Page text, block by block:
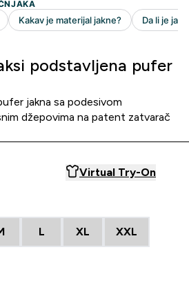
podstavljena pufer
jakna sa podesivom
džepovima na patent zatvarač
Virtual Try-On
L XL XXL